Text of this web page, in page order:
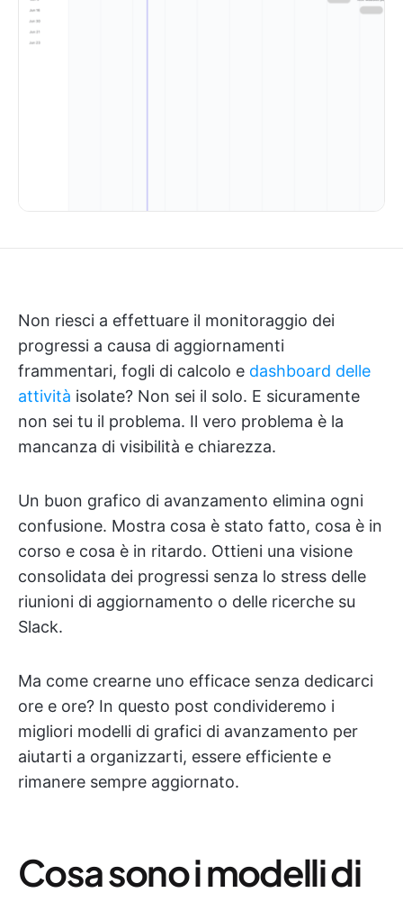
Non riesci a effettuare il monitoraggio dei
progressi a causa di aggiornamenti
frammentari, fogli di calcolo e dashboard delle
attività isolate? Non sei il solo. E sicuramente
non sei tu il problema. Il vero problema è la
mancanza di visibilità e chiarezza.
Un buon grafico di avanzamento elimina ogni
confusione. Mostra cosa è stato fatto, cosa è in
corso e cosa è in ritardo. Ottieni una visione
consolidata dei progressi senza lo stress delle
riunioni di aggiornamento o delle ricerche su
Slack.
Ma come crearne uno efficace senza dedicarci
ore e ore? In questo post condivideremo i
migliori modelli di grafici di avanzamento per
aiutarti a organizzarti, essere efficiente e
rimanere sempre aggiornato.
Cosa sono i modelli di